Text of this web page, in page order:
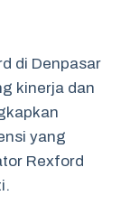
di Denpasar
kinerja dan
yang
Rexford